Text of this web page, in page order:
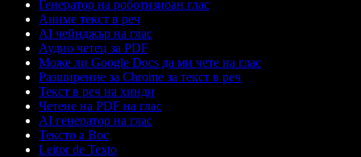
Генератор на роботизиран глас
Аниме текст в реч
AI чейнджър на глас
Аудио четец за PDF
Може ли Google Docs да ми чете на глас
Разширение за Chrome за текст в реч
Текст в реч на хинди
Четене на PDF на глас
AI генератор на глас
Тексто а Вос
Leitor de Texto